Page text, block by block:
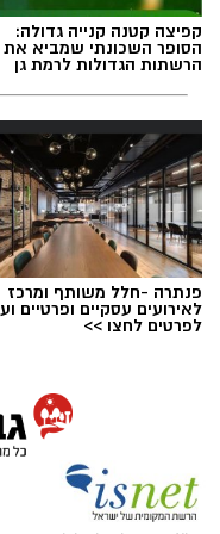
אם היה שיר שהיה
מערכת בחירות
מועמד רציני. אלי
על הקשיים ועל
השאלה שבכותרת?
"שיר אהבה פוליטי"
קפיצה קטנה קנייה גדולה:
הסופר השכונתי שמביא את
הרשתות הגדולות לרמת גן
פנתרה -חלל משותף ומרכז
לאירועים עסקיים ופרטיים
לפרטים לחצו >>